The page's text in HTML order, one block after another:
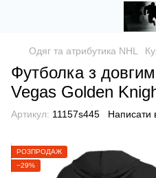
Одяг та атрибутика NHL
Футболка з
Vegas Golden
Артикул: 11157s445 Написати
РОЗПРОДАЖ
−29%